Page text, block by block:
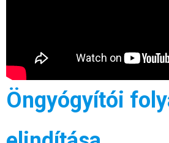
Öngyógyítói